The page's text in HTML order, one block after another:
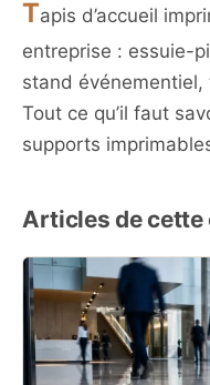
Tapis d’accueil
entreprise : essuie-
stand
Tout ce qu’il faut
supports
Articles de cette